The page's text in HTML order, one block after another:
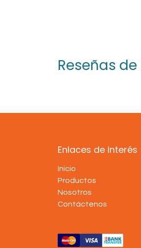
Reseñas
Enlaces de Interés
Inicio
Productos
Nosotros
Contáctenos